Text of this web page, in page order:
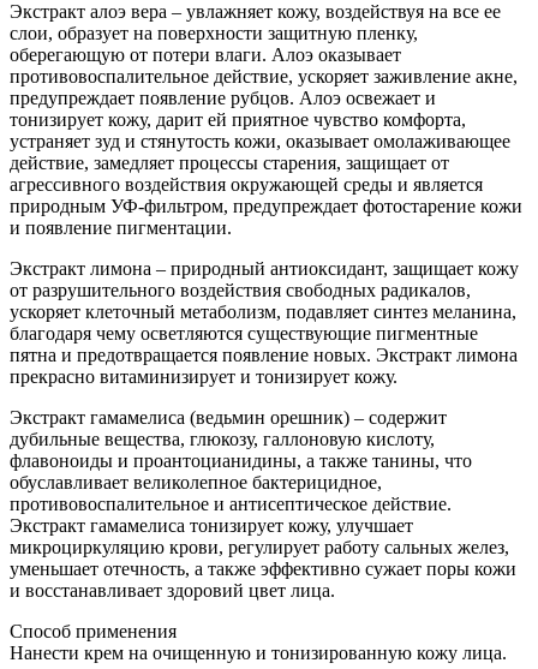
Экстракт алоэ вера – увлажняет кожу, воздействуя на все ее
слои, образует на поверхности защитную пленку,
оберегающую от потери влаги. Алоэ оказывает
противовоспалительное действие, ускоряет заживление акне,
предупреждает появление рубцов. Алоэ освежает и
тонизирует кожу, дарит ей приятное чувство комфорта,
устраняет зуд и стянутость кожи, оказывает омолаживающее
действие, замедляет процессы старения, защищает от
агрессивного воздействия окружающей среды и является
природным УФ-фильтром, предупреждает фотостарение кожи
и появление пигментации.
Экстракт лимона – природный антиоксидант, защищает кожу
от разрушительного воздействия свободных радикалов,
ускоряет клеточный метаболизм, подавляет синтез меланина,
благодаря чему осветляются существующие пигментные
пятна и предотвращается появление новых. Экстракт лимона
прекрасно витаминизирует и тонизирует кожу.
Экстракт гамамелиса (ведьмин орешник) – содержит
дубильные вещества, глюкозу, галлоновую кислоту,
флавоноиды и проантоцианидины, а также танины, что
обуславливает великолепное бактерицидное,
противовоспалительное и антисептическое действие.
Экстракт гамамелиса тонизирует кожу, улучшает
микроциркуляцию крови, регулирует работу сальных желез,
уменьшает отечность, а также эффективно сужает поры кожи
и восстанавливает здоровий цвет лица.
Способ применения
Нанести крем на очищенную и тонизированную кожу лица.